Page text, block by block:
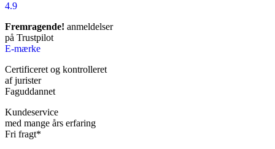
4.9
Fremragende! anmeldelser
på Trustpilot
E-mærke
Certificeret og kontrolleret
af jurister
Faguddannet
Kundeservice
med mange års erfaring
Fri fragt*